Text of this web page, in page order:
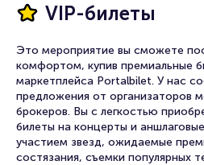
VIP-билеты
Это мероприятие вы сможете
комфортом, купив премиальные
маркетплейса Portalbilet. У нас
предложения от организаторов
брокеров. Вы с легкостью
билеты на концерты и
участием звезд, ожидаемые
состязания, съемки популярных